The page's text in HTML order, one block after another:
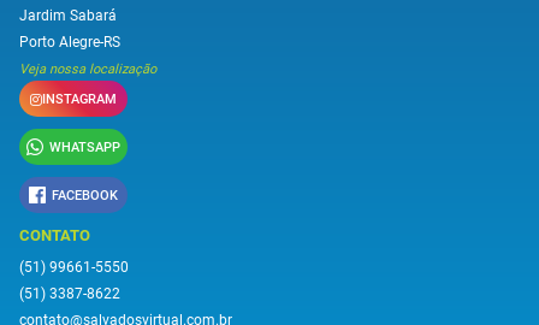
Jardim Sabará
Porto Alegre-RS
Veja nossa localização
INSTAGRAM
WHATSAPP
FACEBOOK
CONTATO
(51) 99661-5550
(51) 3387-8622
contato@salvadosvirtual.com.br